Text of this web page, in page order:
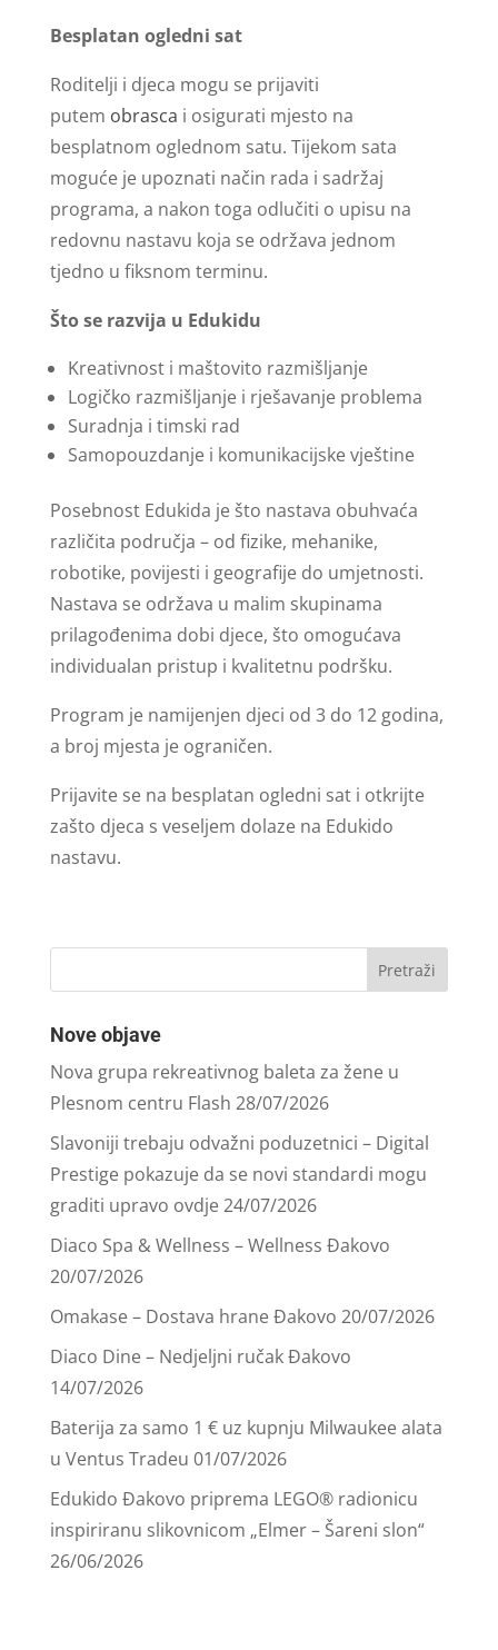
Besplatan ogledni sat
Roditelji i djeca mogu se prijaviti
putem obrasca i osigurati mjesto na
besplatnom oglednom satu. Tijekom sata
moguće je upoznati način rada i sadržaj
programa, a nakon toga odlučiti o upisu na
redovnu nastavu koja se održava jednom
tjedno u fiksnom terminu.
Što se razvija u Edukidu
Kreativnost i maštovito razmišljanje
Logičko razmišljanje i rješavanje problema
Suradnja i timski rad
Samopouzdanje i komunikacijske vještine
Posebnost Edukida je što nastava obuhvaća
različita područja – od fizike, mehanike,
robotike, povijesti i geografije do umjetnosti.
Nastava se održava u malim skupinama
prilagođenima dobi djece, što omogućava
individualan pristup i kvalitetnu podršku.
Program je namijenjen djeci od 3 do 12 godina,
a broj mjesta je ograničen.
Prijavite se na besplatan ogledni sat i otkrijte
zašto djeca s veseljem dolaze na Edukido
nastavu.
Nove objave
Nova grupa rekreativnog baleta za žene u
Plesnom centru Flash 28/07/2026
Slavoniji trebaju odvažni poduzetnici – Digital
Prestige pokazuje da se novi standardi mogu
graditi upravo ovdje24/07/2026
Diaco Spa & Wellness – Wellness Đakovo
20/07/2026
Omakase – Dostava hrane Đakovo 20/07/2026
Diaco Dine – Nedjeljni ručak Đakovo
14/07/2026
Baterija za samo 1 € uz kupnju Milwaukee alata
u Ventus Tradeu 01/07/2026
Edukido Đakovo priprema LEGO® radionicu
inspiriranu slikovnicom „Elmer – Šareni slon“
26/06/2026